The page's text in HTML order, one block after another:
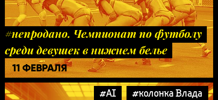
#непродано. Чемпионат по футболу
среди девушек в нижнем белье
11 ФЕВРАЛЯ
#AI
#колонка Влада